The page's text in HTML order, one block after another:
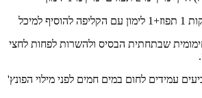
למיכל
שבתחתית הבסיס ולהשרות לפחות לחצי
עמידים לחום במים חמים לפני מילוי הפונץ'